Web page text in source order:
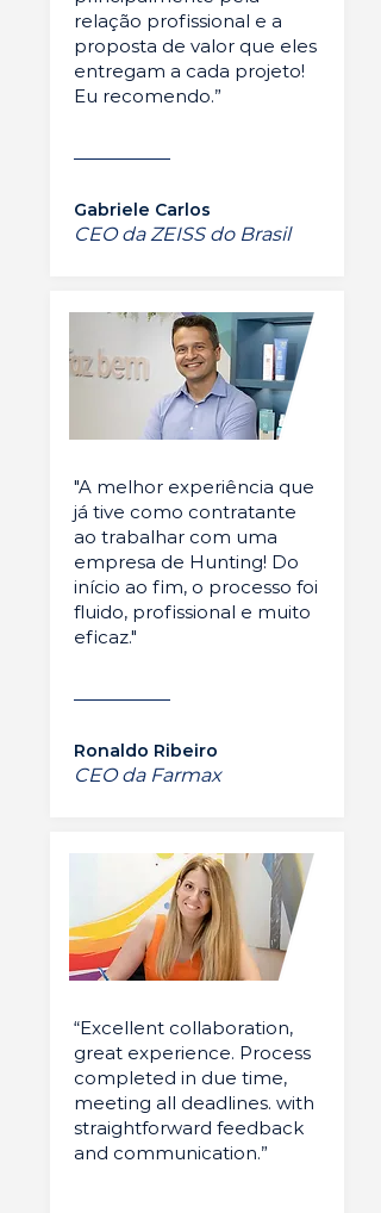
relação profissional e a
proposta de valor que eles
entregam a cada projeto!
Eu recomendo.”
Gabriele Carlos
CEO da ZEISS do Brasil
"A melhor experiência que
já tive como contratante
ao trabalhar com uma
empresa de Hunting! Do
início ao fim, o processo foi
fluido, profissional e muito
eficaz."
Ronaldo Ribeiro
CEO da Farmax
“Excellent collaboration,
great experience. Process
completed in due time,
meeting all deadlines. with
straightforward feedback
and communication.”